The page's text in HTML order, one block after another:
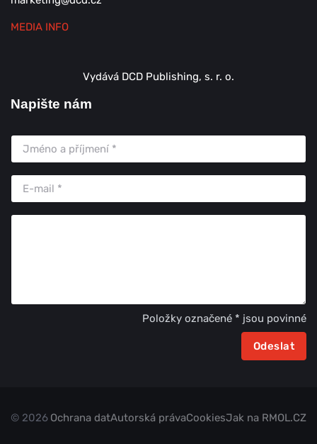
MEDIA INFO
Vydává DCD Publishing, s. r. o.
Napište nám
Položky označené * jsou povinné
© 2026 Ochrana datAutorská právaCookiesJak na RMOL.CZ